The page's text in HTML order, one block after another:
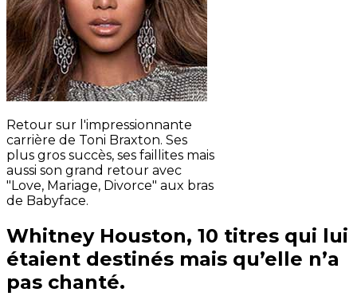
Retour sur l'impressionnante
carrière de Toni Braxton. Ses
plus gros succès, ses faillites mais
aussi son grand retour avec
"Love, Mariage, Divorce" aux bras
de Babyface.
Whitney Houston, 10 titres qui lui
étaient destinés mais qu’elle n’a
pas chanté.